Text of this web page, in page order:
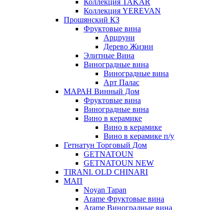
Коллекция TAKAR
Коллекция YEREVAN
Прошянский КЗ
Фруктовые вина
Арцруни
Дерево Жизни
Элитные Вина
Виноградные вина
Виноградные вина
Арт Палас
МАРАН Винный Дом
Фруктовые вина
Виноградные вина
Вино в керамике
Вино в керамике
Вино в керамике п/у
Гетнатун Торговый Дом
GETNATOUN
GETNATOUN NEW
TIRANI. OLD CHINARI
МАП
Noyan Tapan
Arame Фруктовые вина
Arame Виноградные вина